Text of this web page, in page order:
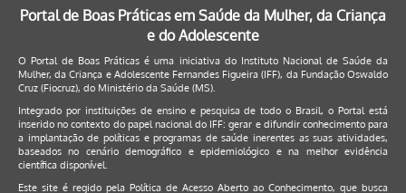
Portal de Boas Práticas em Saúde da Mulher, da Criança
e do Adolescente
O Portal de Boas Práticas é uma iniciativa do Instituto Nacional de Saúde da
Mulher, da Criança e Adolescente Fernandes Figueira (IFF), da Fundação Oswaldo
Cruz (Fiocruz), do Ministério da Saúde (MS).
Integrado por instituições de ensino e pesquisa de todo o Brasil, o Portal está
inserido no contexto do papel nacional do IFF: gerar e difundir conhecimento para
a implantação de políticas e programas de saúde inerentes as suas atividades,
baseados no cenário demográfico e epidemiológico e na melhor evidência
científica disponível.
Este site é regido pela Política de Acesso Aberto ao Conhecimento, que busca